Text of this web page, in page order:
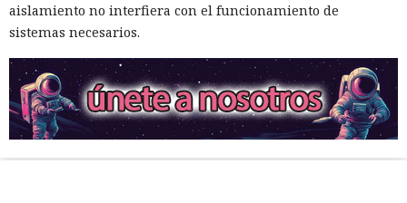
aislamiento no interfiera con el funcionamiento de
sistemas necesarios.